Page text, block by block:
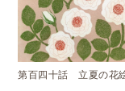
第百四十話 立夏の花